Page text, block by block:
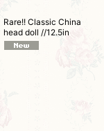
Rare!! Classic China
head doll //12.5in